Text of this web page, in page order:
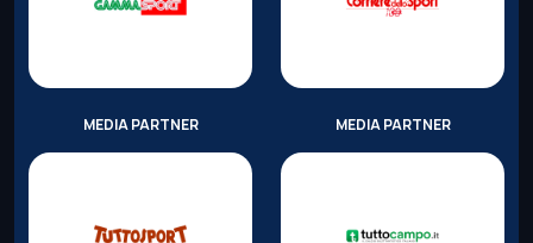
MEDIA PARTNER MEDIA PARTNER